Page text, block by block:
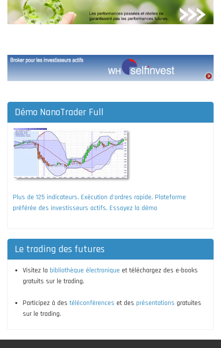
Démo NanoTrader Full
Plus de 125 indicateurs. Exécution d'ordres rapide. Plateforme
préférée des investisseurs actifs. Essayez la démo
Le trading des futures
Visitez la bibliothèque électronique et téléchargez des e-books
gratuits sur le trading.
Participez à destéléconférences et des présentations gratuites
sur le trading.